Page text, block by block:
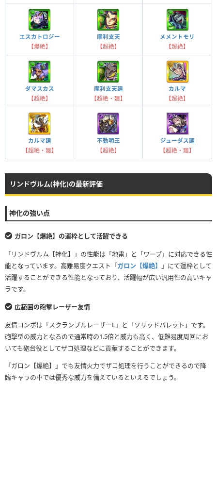
エスカトロジー
【爆絶】
摩利支天
【超絶】
メメントモリ
【超絶】
ダマスカス
【超絶】
摩利支天廻
【超絶・廻】
カルマ
【超絶】
カルマ廻
【超絶・廻】
不動明王
【超絶】
ジューダス廻
【超絶・廻】
リンドヴルム(神化)の最新評価
神化の強い点
ガロン【爆絶】の運枠として活躍できる
「リンドヴルム【神化】」の性能は「地雷」と「ワープ」に対応できる性
能となっています。高難易度クエスト「ガロン【爆絶】
」にて運枠として
活躍することができる性能となっており、活躍幅が広い汎用性の高いキャ
ラです。
広範囲の砲撃レーザー友情
友情コンボは「スクランブルレーザーL」と「ソリッドバレット」です。
砲撃型の威力となるので通常時の1.5倍と威力も高く、低難易度周回にお
いても砲台役としてザコ処理などに貢献することができます。
「ガロン【爆絶】」でも友情火力でザコ処理を行うことができるので降
臨キャラの中では優秀な威力を備えているといえるでしょう。